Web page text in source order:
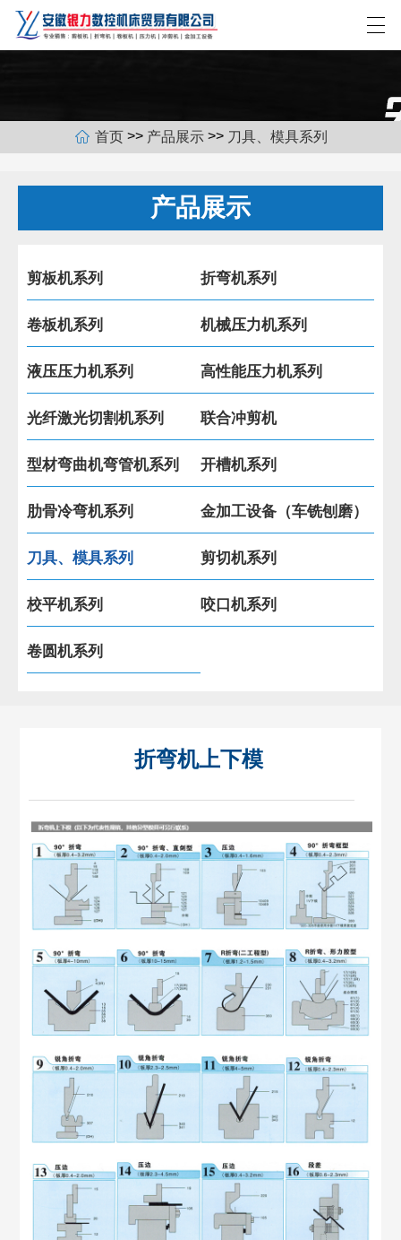
网站首页
关于我们
产品展示
新闻中心
联系我们
首页 >> 产品展示 >> 刀具、模具系列
产品展示
剪板机系列 折弯机系列
卷板机系列 机械压力机系列
液压压力机系列 高性能压力机系列
光纤激光切割机系列 联合冲剪机
型材弯曲机弯管机系列 开槽机系列
肋骨冷弯机系列 金加工设备（车铣刨磨）
刀具、模具系列 剪切机系列
校平机系列 咬口机系列
卷圆机系列
折弯机上下模